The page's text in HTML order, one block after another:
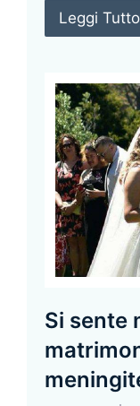
Leggi Tutto
Si sente